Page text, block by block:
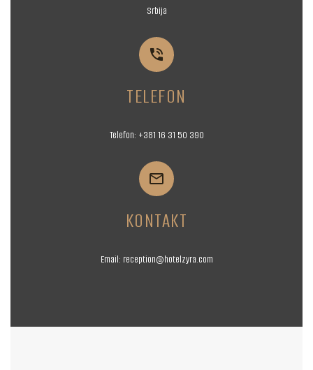
Srbija


TELEFON
Telefon: +381 16 31 50 390


KONTAKT
Email: reception@hotelzyra.com